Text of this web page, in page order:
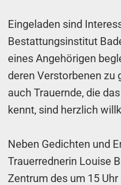
Eingeladen sind
Bestattungsinstitut
eines Angehörigen
deren Verstorbenen zu
auch Trauernde, die
kennt, sind herzlich
Neben Gedichten und
Trauerrednerin Louise
Zentrum des um 15